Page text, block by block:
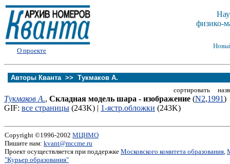
О проекте
физико-
Авторы Кванта >> Тукмаков А.
сортировать
Тукмаков А., Складная модель шара - изображение (N2,1991)
GIF: все страницы (243K) | 1-ястр.обложки (243K)
Copyright ©1996-2002 МЦНМО
Пишите нам: kvant@mccme.ru
Проект осуществляется при поддержке Московского комитета образования,
"Курьер образования"